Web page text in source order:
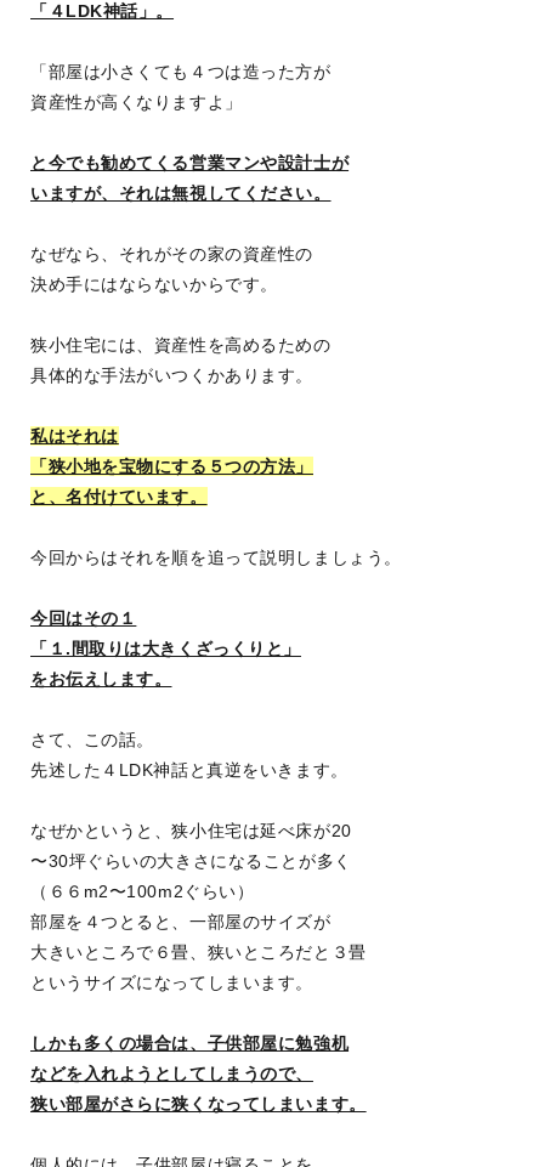
「４LDK神話」。
「部屋は小さくても４つは造った方が
資産性が高くなりますよ」
と今でも勧めてくる営業マンや設計士が
いますが、それは無視してください。
なぜなら、それがその家の資産性の
決め手にはならないからです。
狭小住宅には、資産性を高めるための
具体的な手法がいつくかあります。
私はそれは
「狭小地を宝物にする５つの方法」
と、名付けています。
今回からはそれを順を追って説明しましょう。
今回はその１
「１.間取りは大きくざっくりと」
をお伝えします。
さて、この話。
先述した４LDK神話と真逆をいきます。
なぜかというと、狭小住宅は延べ床が20
〜30坪ぐらいの大きさになることが多く
（６６m2〜100m2ぐらい）
部屋を４つとると、一部屋のサイズが
大きいところで６畳、狭いところだと３畳
というサイズになってしまいます。
しかも多くの場合は、子供部屋に勉強机
などを入れようとしてしまうので、
狭い部屋がさらに狭くなってしまいます。